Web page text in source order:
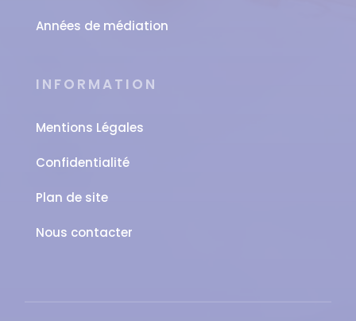
Années de médiation
INFORMATION
Mentions Légales
Confidentialité
Plan de site
Nous contacter